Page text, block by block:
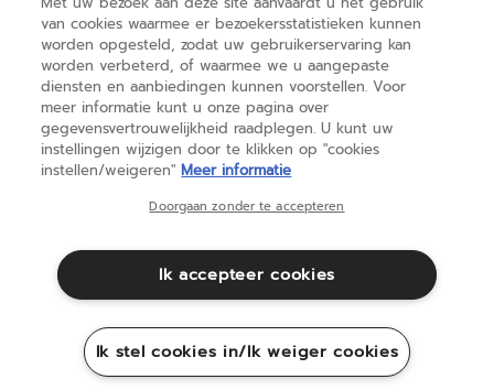
HELP
OVER ONS
(nederlands)
Juridische informatie
Cookies
Sitemap
©Babolat
van cookies waarmee er bezoekersstatistieken kunnen
worden opgesteld, zodat uw gebruikerservaring kan
worden verbeterd, of waarmee we u aangepaste
diensten en aanbiedingen kunnen voorstellen. Voor
meer informatie kunt u onze pagina over
gegevensvertrouwelijkheid raadplegen. U kunt uw
instellingen wijzigen door te klikken op "cookies
instellen/weigeren" Meer informatie
Doorgaan zonder te accepteren
Ik accepteer cookies
Ik stel cookies in/Ik weiger cookies